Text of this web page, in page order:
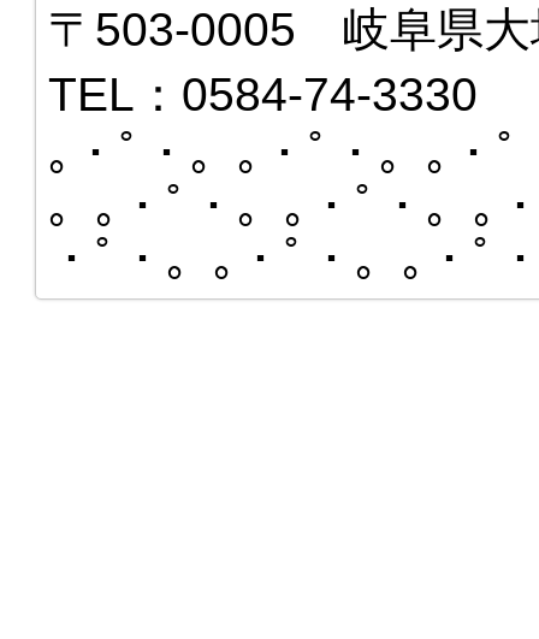
〒503-0005 岐阜県大
TEL：0584-74-3330
｡・ﾟ・。｡・ﾟ・。｡・
。｡・ﾟ・。｡・ﾟ・。｡
・ﾟ・。｡・ﾟ・。｡・ﾟ